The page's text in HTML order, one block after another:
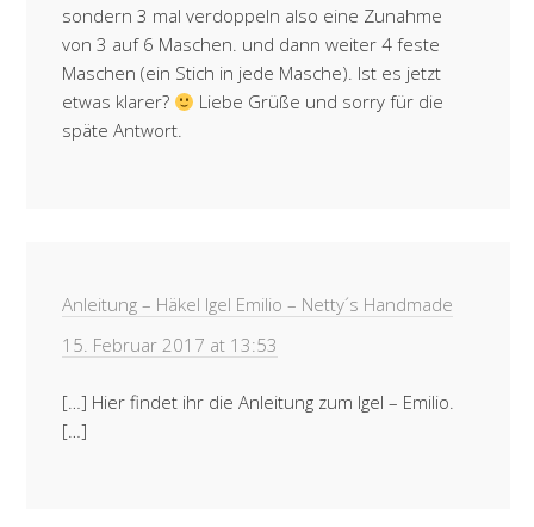
sondern 3 mal verdoppeln also eine Zunahme
von 3 auf 6 Maschen. und dann weiter 4 feste
Maschen (ein Stich in jede Masche). Ist es jetzt
etwas klarer?
Liebe Grüße und sorry für die
späte Antwort.
Anleitung – Häkel Igel Emilio – Netty´s Handmade
15. Februar 2017 at 13:53
[…] Hier findet ihr die Anleitung zum Igel – Emilio.
[…]